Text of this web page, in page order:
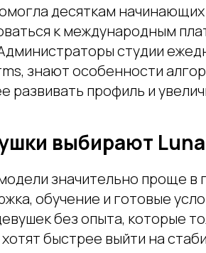
десяткам
к международным
студии
знают особенности
профиль и
выбирают
значительно проще в
обучение и готовые
без опыта, которые
быстрее выйти на